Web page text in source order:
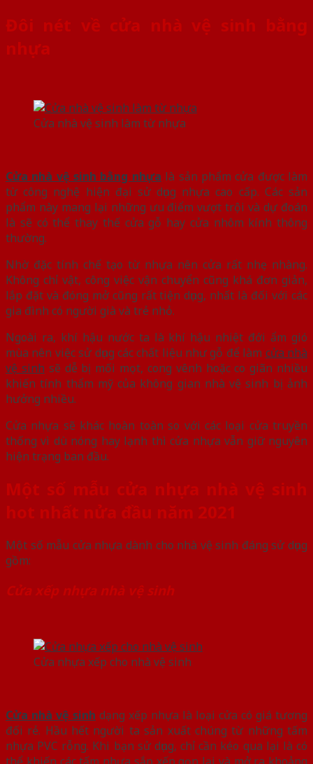
Đôi nét về cửa nhà vệ sinh bằng
nhựa
Cửa nhà vệ sinh làm từ nhựa
Cửa nhà vệ sinh bằng nhựa là sản phẩm cửa được làm
từ công nghệ hiện đại sử dụng nhựa cao cấp. Các sản
phẩm này mang lại những ưu điểm vượt trội và dự đoán
là sẽ có thể thay thế cửa gỗ hay cửa nhôm kính thông
thường.
Nhờ đặc tính chế tạo từ nhựa nên cửa rất nhẹ nhàng.
Không chỉ vật, công việc vận chuyển cũng khá đơn giản,
lắp đặt và đóng mở cũng rất tiện dụng, nhất là đối với các
gia đình có người già và trẻ nhỏ.
Ngoài ra, khí hậu nước ta là khí hậu nhiệt đới ẩm gió
mùa nên việc sử dụng các chất liệu như gỗ để làm cửa nhà
vệ sinh sẽ dễ bị mối mọt, cong vênh hoặc co giãn nhiều
khiến tính thẩm mỹ của không gian nhà vệ sinh bị ảnh
hưởng nhiều.
Cửa nhựa sẽ khác hoàn toàn so với các loại cửa truyền
thống vì dù nóng hay lạnh thì cửa nhựa vẫn giữ nguyên
hiện trạng ban đầu.
Một số mẫu cửa nhựa nhà vệ sinh
hot nhất nửa đầu năm 2021
Một số mẫu cửa nhựa dành cho nhà vệ sinh đáng sử dụng
gồm:
Cửa xếp nhựa nhà vệ sinh
Cửa nhựa xếp cho nhà vệ sinh
Cửa nhà vệ sinh dạng xếp nhựa là loại cửa có giá tương
đối rẻ. Hầu hết người ta sản xuất chúng từ những tấm
nhựa PVC rỗng. Khi bạn sử dụng, chỉ cần kéo qua lại là có